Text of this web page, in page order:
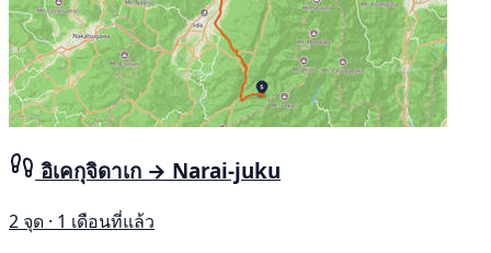
อิเคกุจิดาเก → Narai-juku
2 จุด · 1 เดือนที่แล้ว